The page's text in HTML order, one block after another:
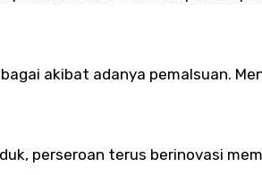
akibat adanya pemalsuan.
perseroan terus berinovasi